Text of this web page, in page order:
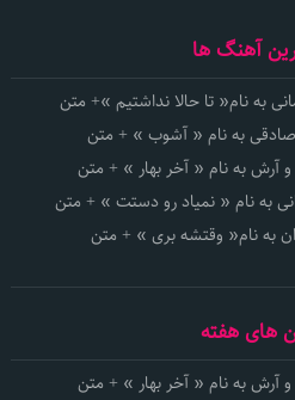
آهنگ ها
به نام« تا حالا نداشتیم »+ متن
به نام « آشوب » + متن
آرش به نام « آخر بهار » + متن
به نام « نمیاد رو دستت » + متن
به نام« وقتشه بری » + متن
های هفته
آرش به نام « آخر بهار » + متن